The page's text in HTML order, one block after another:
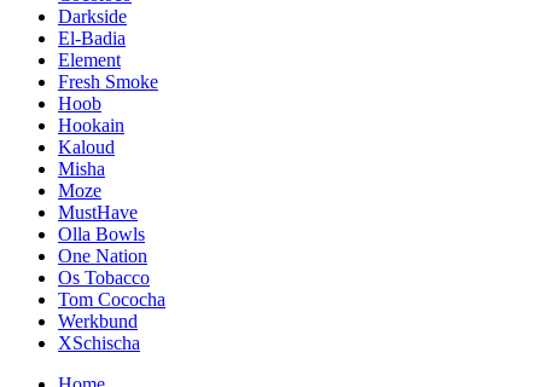
Darkside
El-Badia
Element
Fresh Smoke
Hoob
Hookain
Kaloud
Misha
Moze
MustHave
Olla Bowls
One Nation
Os Tobacco
Tom Cococha
Werkbund
XSchischa